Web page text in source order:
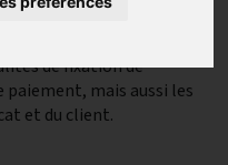
de fixation de
mais aussi les
et du client.